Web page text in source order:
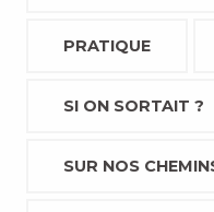
PRATIQUE
SI ON SORTAIT ?
SUR NOS